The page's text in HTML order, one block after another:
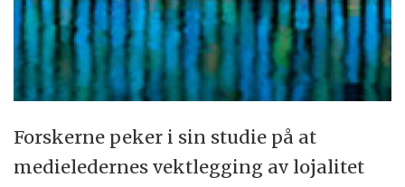
Forskerne peker i sin studie på at
medieledernes vektlegging av lojalitet